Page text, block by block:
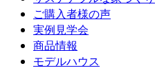
ご購入者様の声
実例見学会
商品情報
モデルハウス